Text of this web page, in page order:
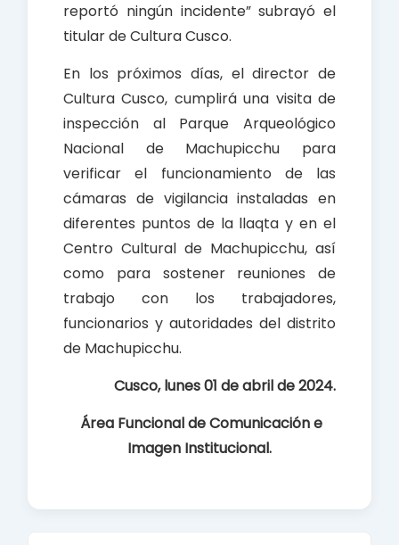
reportó ningún incidente” subrayó el
titular de Cultura Cusco.
En los próximos días, el director de
Cultura Cusco, cumplirá una visita de
inspección al Parque Arqueológico
Nacional de Machupicchu para
verificar el funcionamiento de las
cámaras de vigilancia instaladas en
diferentes puntos de la llaqta y en el
Centro Cultural de Machupicchu, así
como para sostener reuniones de
trabajo con los trabajadores,
funcionarios y autoridades del distrito
de Machupicchu.
Cusco, lunes 01 de abril de 2024.
Área Funcional de Comunicación e
Imagen Institucional.